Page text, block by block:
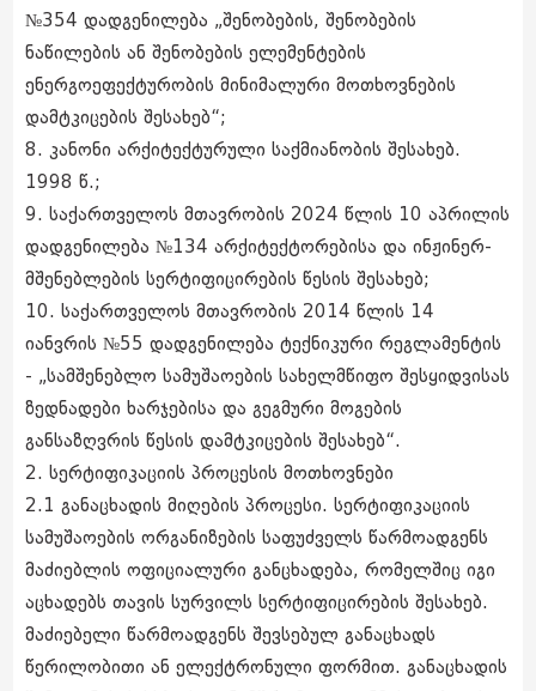
№354 დადგენილება „შენობების, შენობების
ნაწილების ან შენობების ელემენტების
ენერგოეფექტურობის მინიმალური მოთხოვნების
დამტკიცების შესახებ“;
8. კანონი არქიტექტურული საქმიანობის შესახებ.
1998 წ.;
9. საქართველოს მთავრობის 2024 წლის 10 აპრილის
დადგენილება №134 არქიტექტორებისა და ინჟინერ-
მშენებლების სერტიფიცირების წესის შესახებ;
10. საქართველოს მთავრობის 2014 წლის 14
იანვრის №55 დადგენილება ტექნიკური რეგლამენტის
- „სამშენებლო სამუშაოების სახელმწიფო შესყიდვისას
ზედნადები ხარჯებისა და გეგმური მოგების
განსაზღვრის წესის დამტკიცების შესახებ“.
2. სერტიფიკაციის პროცესის მოთხოვნები
2.1 განაცხადის მიღების პროცესი. სერტიფიკაციის
სამუშაოების ორგანიზების საფუძველს წარმოადგენს
მაძიებლის ოფიციალური განცხადება, რომელშიც იგი
აცხადებს თავის სურვილს სერტიფიცირების შესახებ.
მაძიებელი წარმოადგენს შევსებულ განაცხადს
წერილობითი ან ელექტრონული ფორმით. განაცხადის